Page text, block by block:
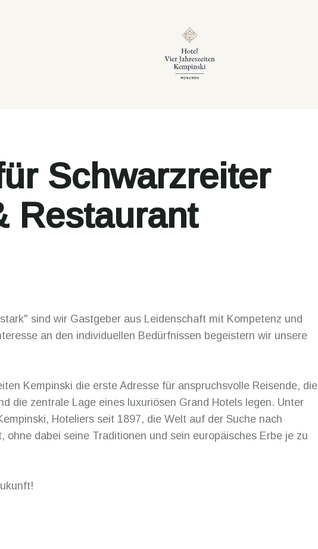
Schwarzreiter
Restaurant
sind wir Gastgeber aus Leidenschaft mit Kompetenz und
an den individuellen Bedürfnissen begeistern wir unsere
Kempinski die erste Adresse für anspruchsvolle Reisende, die
die zentrale Lage eines luxuriösen Grand Hotels legen. Unter
Hoteliers seit 1897, die Welt auf der Suche nach
ohne dabei seine Traditionen und sein europäisches Erbe je zu